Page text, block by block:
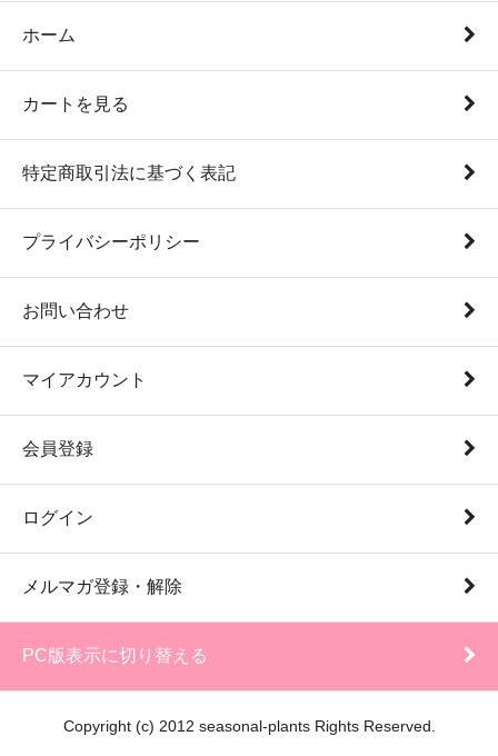
ホーム
カートを見る
特定商取引法に基づく表記
プライバシーポリシー
お問い合わせ
マイアカウント
会員登録
ログイン
メルマガ登録・解除
PC版表示に切り替える
Copyright (c) 2012 seasonal-plants Rights Reserved.